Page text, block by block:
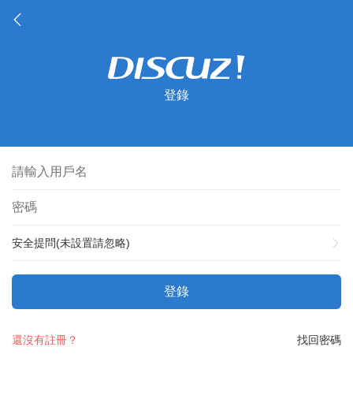
登錄
安全提問(未設置請忽略)
登錄
找回密碼
還沒有註冊？